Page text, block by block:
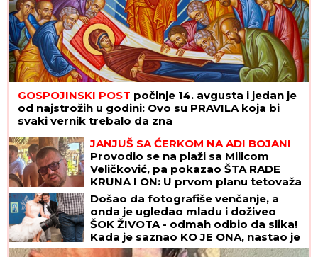
GOSPOJINSKI POST počinje 14. avgusta i jedan je
od najstrožih u godini: Ovo su PRAVILA koja bi
svaki vernik trebalo da zna
JANJUŠ SA ĆERKOM NA ADI BOJANI
Provodio se na plaži sa Milicom
Veličković, pa pokazao ŠTA RADE
KRUNA I ON: U prvom planu tetovaža
koju je posvetio naslednici (FOTO)
Došao da fotografiše venčanje, a
onda je ugledao mladu i doživeo
ŠOK ŽIVOTA - odmah odbio da slika!
Kada je saznao KO JE ONA, nastao je
opšti HAOS